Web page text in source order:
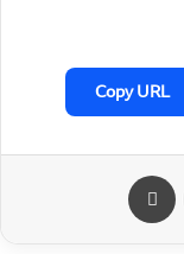
Copy URL